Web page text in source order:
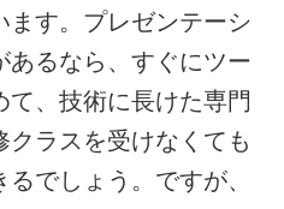
す。プレゼンテーシ
あるなら、すぐにツー
、技術に長けた専門
ラスを受けなくても
でしょう。ですが、